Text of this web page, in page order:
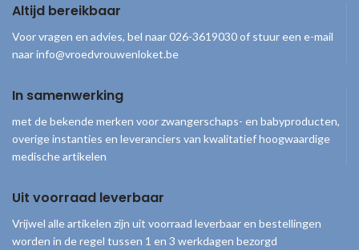
Altijd bereikbaar
Voor vragen en advies, bel naar 026-3619030 of stuur een e-mail
naar info@vroedvrouwenloket.be
In samenwerking
met de bekende merken voor zwangerschaps- en babyproducten,
overige instanties en leveranciers van kwalitatief hoogwaardige
medische artikelen
Uit voorraad leverbaar
Vrijwel alle artikelen zijn uit voorraad leverbaar en bestellingen
worden in de regel tussen 1 en 3 werkdagen bezorgd